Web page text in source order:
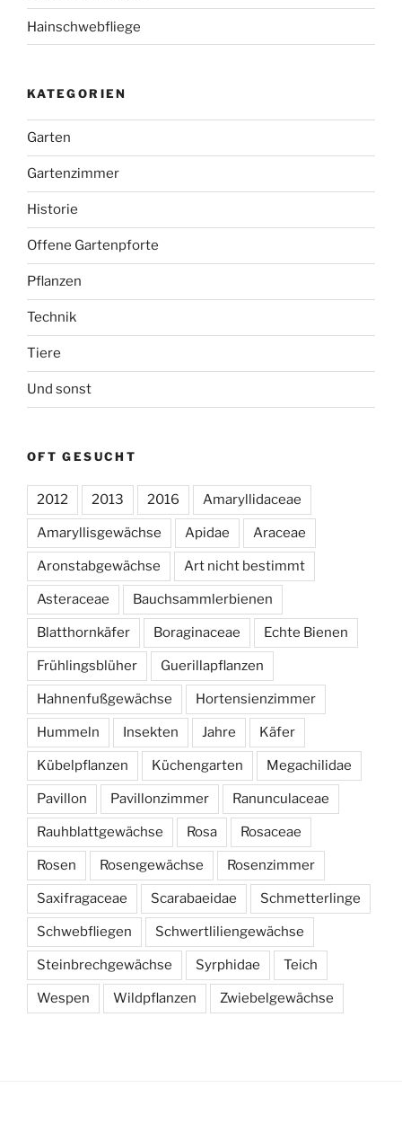
Hainschwebfliege
KATEGORIEN
Garten
Gartenzimmer
Historie
Offene Gartenpforte
Pflanzen
Technik
Tiere
Und sonst
OFT GESUCHT
2012 2013 2016 Amaryllidaceae
Amaryllisgewächse Apidae Araceae
Aronstabgewächse Art nicht bestimmt
Asteraceae Bauchsammlerbienen
Blatthornkäfer Boraginaceae Echte Bienen
Frühlingsblüher Guerillapflanzen
Hahnenfußgewächse Hortensienzimmer
Hummeln Insekten Jahre Käfer
Kübelpflanzen Küchengarten Megachilidae
Pavillon Pavillonzimmer Ranunculaceae
Rauhblattgewächse Rosa Rosaceae
Rosen Rosengewächse Rosenzimmer
Saxifragaceae Scarabaeidae Schmetterlinge
Schwebfliegen Schwertliliengewächse
Steinbrechgewächse Syrphidae Teich
Wespen Wildpflanzen Zwiebelgewächse